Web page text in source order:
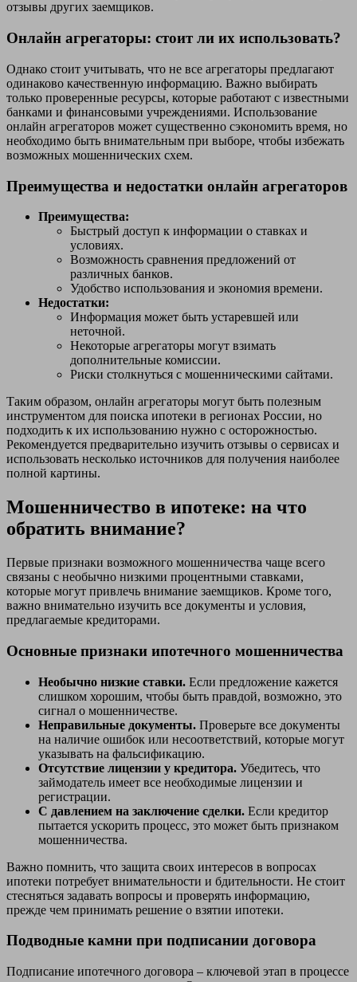
отзывы других заемщиков.
Онлайн агрегаторы: стоит ли их использовать?
Однако стоит учитывать, что не все агрегаторы предлагают
одинаково качественную информацию. Важно выбирать
только проверенные ресурсы, которые работают с известными
банками и финансовыми учреждениями. Использование
онлайн агрегаторов может существенно сэкономить время, но
необходимо быть внимательным при выборе, чтобы избежать
возможных мошеннических схем.
Преимущества и недостатки онлайн агрегаторов
Преимущества:
Быстрый доступ к информации о ставках и
условиях.
Возможность сравнения предложений от
различных банков.
Удобство использования и экономия времени.
Недостатки:
Информация может быть устаревшей или
неточной.
Некоторые агрегаторы могут взимать
дополнительные комиссии.
Риски столкнуться с мошенническими сайтами.
Таким образом, онлайн агрегаторы могут быть полезным
инструментом для поиска ипотеки в регионах России, но
подходить к их использованию нужно с осторожностью.
Рекомендуется предварительно изучить отзывы о сервисах и
использовать несколько источников для получения наиболее
полной картины.
Мошенничество в ипотеке: на что
обратить внимание?
Первые признаки возможного мошенничества чаще всего
связаны с необычно низкими процентными ставками,
которые могут привлечь внимание заемщиков. Кроме того,
важно внимательно изучить все документы и условия,
предлагаемые кредиторами.
Основные признаки ипотечного мошенничества
Необычно низкие ставки. Если предложение кажется
слишком хорошим, чтобы быть правдой, возможно, это
сигнал о мошенничестве.
Неправильные документы. Проверьте все документы
на наличие ошибок или несоответствий, которые могут
указывать на фальсификацию.
Отсутствие лицензии у кредитора. Убедитесь, что
займодатель имеет все необходимые лицензии и
регистрации.
С давлением на заключение сделки. Если кредитор
пытается ускорить процесс, это может быть признаком
мошенничества.
Важно помнить, что защита своих интересов в вопросах
ипотеки потребует внимательности и бдительности. Не стоит
стесняться задавать вопросы и проверять информацию,
прежде чем принимать решение о взятии ипотеки.
Подводные камни при подписании договора
Подписание ипотечного договора – ключевой этап в процессе